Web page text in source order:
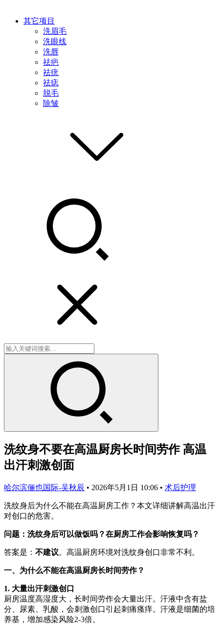
其它项目
洗眉毛
洗眼线
洗唇
祛疤
祛疣
祛痣
脱毛
除皱
洗纹身不要在高温厨房长时间劳作 高温
出汗刺激创面
哈尔滨俪也国际-吴秋辰 • 2026年5月1日 10:06 • 术后护理
洗纹身后为什么不能在高温厨房工作？本文详细讲解高温出汗
对创口的危害。
问题：洗纹身后可以做饭吗？在厨房工作会影响恢复吗？
答案是： 不建议。高温厨房环境对洗纹身创口非常不利。
一、为什么不能在高温厨房长时间劳作？
1. 大量出汗刺激创口
厨房温度高湿度大，长时间劳作会大量出汗。汗液中含有盐
分、尿素、乳酸，会刺激创口引起刺痛瘙痒。汗液是细菌的培
养基，增加感染风险2-3倍。